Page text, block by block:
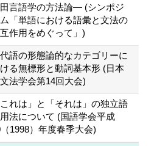
言語学の方法論― (シンポジ
「単語における語彙と文法の
作用をめぐって」)
語の形態論的なカテゴリーに
る無標形と動詞基本形 (日本
法学会第14回大会)
これは」と「それは」の独立語
法について (国語学会平成
1998）年度春季大会)